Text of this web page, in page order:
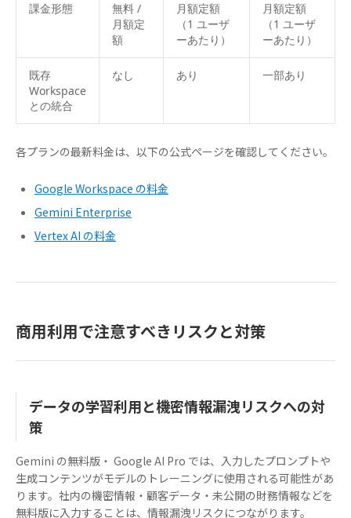
課金形態
無料 /
月額定
額
月額定額
（1 ユーザ
ーあたり）
月額定額
（1 ユーザ
ーあたり）
既存
Workspace
との統合
なし あり 一部あり
各プランの最新料金は、以下の公式ページを確認してください。
Google Workspace の料金
Gemini Enterprise
Vertex AI の料金
商用利用で注意すべきリスクと対策
データの学習利用と機密情報漏洩リスクへの対
策
Gemini の無料版・ Google AI Pro では、入力したプロンプトや
生成コンテンツがモデルのトレーニングに使用される可能性があ
ります。社内の機密情報・顧客データ・未公開の財務情報などを
無料版に入力することは、情報漏洩リスクにつながります。